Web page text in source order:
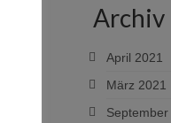
Archiv
April 2021
März 2021
September